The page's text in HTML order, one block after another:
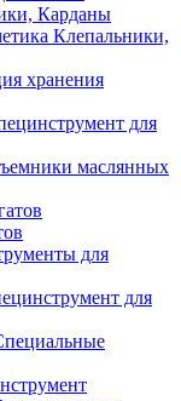
Карданы
Клепальники,
хранения
для
маслянных
для
для